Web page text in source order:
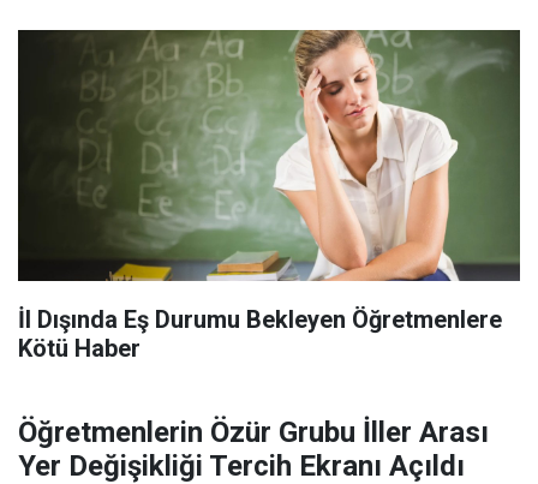
İl Dışında Eş Durumu Bekleyen Öğretmenlere
Kötü Haber
Öğretmenlerin Özür Grubu İller Arası
Yer Değişikliği Tercih Ekranı Açıldı